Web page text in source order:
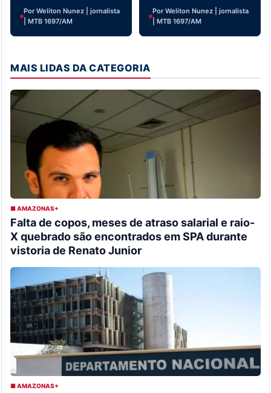
Por Weliton Nunez | jornalista
| MTB 1697/AM
Por Weliton Nunez | jornalista
| MTB 1697/AM
MAIS LIDAS DA CATEGORIA
■ AMAZONAS+
Falta de copos, meses de atraso salarial e raio-
X quebrado são encontrados em SPA durante
vistoria de Renato Junior
■ AMAZONAS+